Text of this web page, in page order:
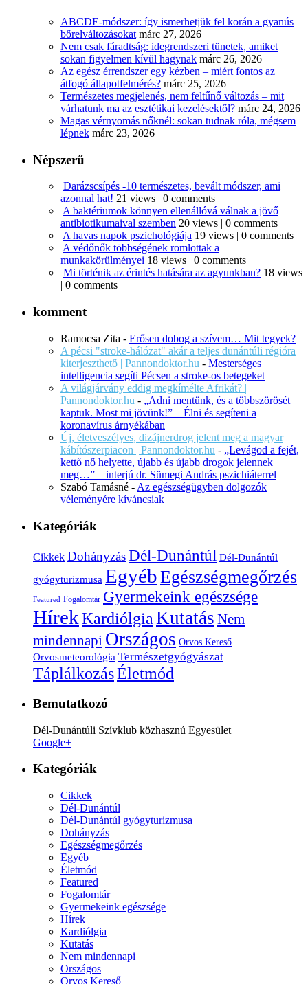
ABCDE‑módszer: így ismerhetjük fel korán a gyanús
bőrelváltozásokat márc 27, 2026
Nem csak fáradtság: idegrendszeri tünetek, amiket
sokan figyelmen kívül hagynak márc 26, 2026
Az egész érrendszer egy kézben – miért fontos az
átfogó állapotfelmérés? márc 25, 2026
Természetes megjelenés, nem feltűnő változás – mit
várhatunk ma az esztétikai kezelésektől? márc 24, 2026
Magas vérnyomás nőknél: sokan tudnak róla, mégsem
lépnek márc 23, 2026
Népszerű
Darázscsípés -10 természetes, bevált módszer, ami
azonnal hat! 21 views | 0 comments
A baktériumok könnyen ellenállóvá válnak a jövő
antibiotikumaival szemben 20 views | 0 comments
A havas napok pszichológiája 19 views | 0 comments
A védőnők többségének romlottak a
munkakörülményei 18 views | 0 comments
Mi történik az érintés hatására az agyunkban? 18 views
| 0 comments
komment
Ramocsa Zita - Erősen dobog a szívem… Mit tegyek?
A pécsi "stroke-hálózat" akár a teljes dunántúli régióra
kiterjeszthető | Pannondoktor.hu - Mesterséges
intelligencia segíti Pécsen a stroke-os betegeket
A világjárvány eddig megkímélte Afrikát? |
Pannondoktor.hu - „Adni mentünk, és a többszörösét
kaptuk. Most mi jövünk!” – Élni és segíteni a
koronavírus árnyékában
Új, életveszélyes, dizájnerdrog jelent meg a magyar
kábítószerpiacon | Pannondoktor.hu - „Levágod a fejét,
kettő nő helyette, újabb és újabb drogok jelennek
meg…” – interjú dr. Sümegi András pszichiáterrel
Szabó Tamásné - Az egészségügyben dolgozók
véleményére kíváncsiak
Kategóriák
Cikkek DohányzásDél-Dunántúl Dél-Dunántúl
gyógyturizmusa EgyébEgészségmegőrzés
Featured Fogalomtár Gyermekeink egészsége
HírekKardiólgiaKutatás Nem
mindennapi Országos Orvos Kereső
Orvosmeteorológia Természetgyógyászat
TáplálkozásÉletmód
Bemutatkozó
Dél-Dunántúli Szívklub közhasznú Egyesület
Google+
Kategóriák
Cikkek
Dél-Dunántúl
Dél-Dunántúl gyógyturizmusa
Dohányzás
Egészségmegőrzés
Egyéb
Életmód
Featured
Fogalomtár
Gyermekeink egészsége
Hírek
Kardiólgia
Kutatás
Nem mindennapi
Országos
Orvos Kereső